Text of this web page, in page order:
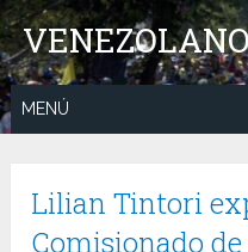
Saltar
al
contenido
MENÚ
Lilian Tintori
Comisionado